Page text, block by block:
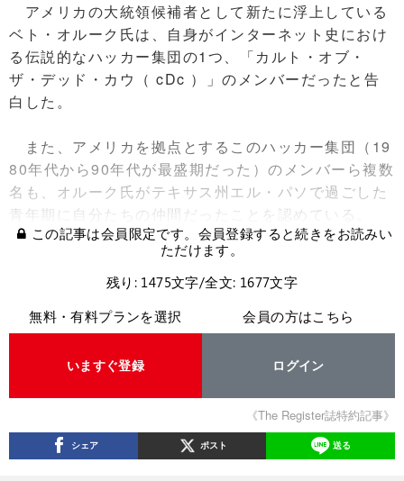
アメリカの大統領候補者として新たに浮上している
ベト・オルーク氏は、自身がインターネット史におけ
る伝説的なハッカー集団の1つ、「カルト・オブ・
ザ・デッド・カウ（ cDc ）」のメンバーだったと告
白した。
また、アメリカを拠点とするこのハッカー集団（19
80年代から90年代が最盛期だった）のメンバーら複数
名も、オルーク氏がテキサス州エル・パソで過ごした
青年期に自分たちの仲間だったことを認めている。
この記事は会員限定です。会員登録すると続きをお読みい
ただけます。
残り: 1475文字/全文: 1677文字
無料・有料プランを選択
いますぐ登録
会員の方はこちら
ログイン
《The Register誌特約記事》
シェア ポスト 送る